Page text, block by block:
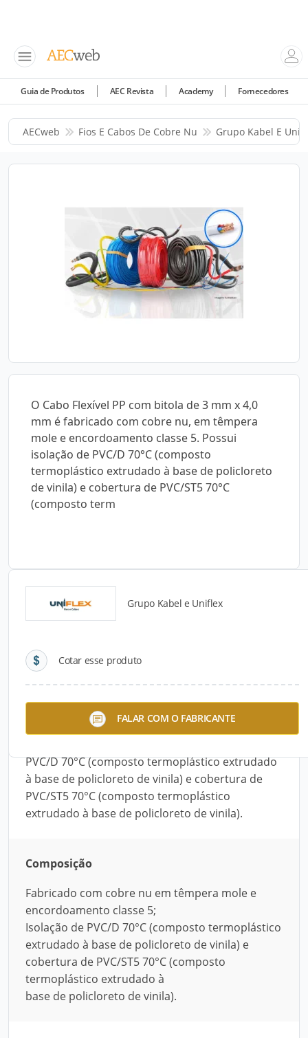
Guia de Produtos AEC Revista Academy Fornecedores
AECweb Fios E Cabos De Cobre Nu Grupo Kabel E
O Cabo Flexível PP com bitola de 3 mm x 4,0
mm é fabricado com cobre nu, em têmpera
mole e encordoamento classe 5. Possui
isolação de PVC/D 70°C (composto
termoplástico extrudado à base de policloreto
de vinila) e cobertura de PVC/ST5 70°C
(composto term
Grupo Kabel e Uniflex
Cotar esse produto
FALAR COM O FABRICANTE
Detalhes do produto
Descrição do Produto
O Cabo Flexível PP com bitola de 3 mm x 4,0 mm
é fabricado com cobre nu, em têmpera mole e
PVC/D 70°C (composto termoplástico extrudado
à base de policloreto de vinila) e cobertura de
PVC/ST5 70°C (composto termoplástico
extrudado à base de policloreto de vinila).
Composição
Fabricado com cobre nu em têmpera mole e
encordoamento classe 5;
Isolação de PVC/D 70°C (composto termoplástico
extrudado à base de policloreto de vinila) e
cobertura de PVC/ST5 70°C (composto
termoplástico extrudado à
base de policloreto de vinila).